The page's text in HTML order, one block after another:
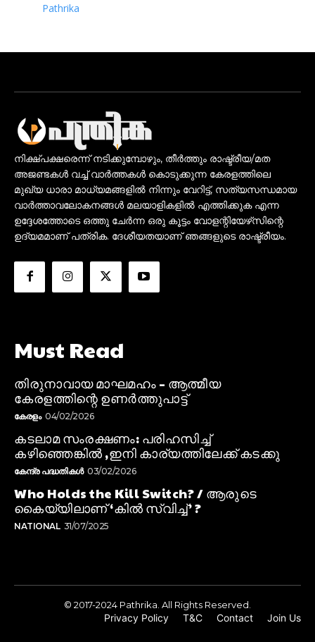
Pathrika
നിക്ഷ്പക്ഷരെന്ന് നടിക്കുമ്പോഴും, തീർത്തും രാഷ്ട്രീയ/മത
അജണ്ടകൾ വച്ച് വാർത്തകൾ കൊടുക്കുന്ന കേരളത്തിലെ
മുഖ്യ ധാരാ മാധ്യമങ്ങളിൽ നിന്നും വേറിട്ട്, സത്യസന്ധമായ
വാർത്താവലോകനങ്ങൾ മലയാളികളിൽ എത്തിക്കുക എന്ന
ഉദ്ദേശത്തോടെ ഒത്തു ചേർന്ന ഒരു കൂട്ടം വോളന്റിയേഴ്‌സിന്റെ
ഉദ്യമമാണ് പത്രിക. ദേശീയതയാണ് ഞങ്ങളുടെ രാഷ്ട്രീയം.
Must Read
തിരുനാവായ മാഘമഹം – ആത്മീയ
കേരളത്തിന്റെ ഉണർത്തുപാട്ട്
കേരളം 04/02/2026
കടലാമ സംരക്ഷണം: പരിഹസിച്ച്
കഴിഞ്ഞെങ്കിൽ ,ഇനി കാര്യത്തിലേക്ക് കടക്കു
കേന്ദ്ര പദ്ധതികൾ 03/02/2026
Who Holds the Kill Switch? / ആരുടെ
കൈയ്യിലാണ് ‘കിൽ സ്വിച്ച്’ ?
NATIONAL 31/07/2025
© 2017-2024 Pathrika. All Rights Reserved.
Privacy Policy T&C Contact Join Us